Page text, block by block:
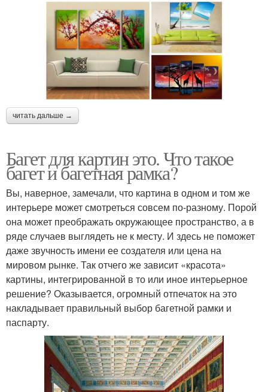
читать дальше →
Багет для картин это. Что такое
багет и багетная рамка?
Вы, наверное, замечали, что картина в одном и том же
интерьере может смотреться совсем по-разному. Порой
она может преображать окружающее пространство, а в
ряде случаев выглядеть не к месту. И здесь не поможет
даже звучность имени ее создателя или цена на
мировом рынке. Так отчего же зависит «красота»
картины, интегрированной в то или иное интерьерное
решение? Оказывается, огромный отпечаток на это
накладывает правильный выбор багетной рамки и
паспарту.